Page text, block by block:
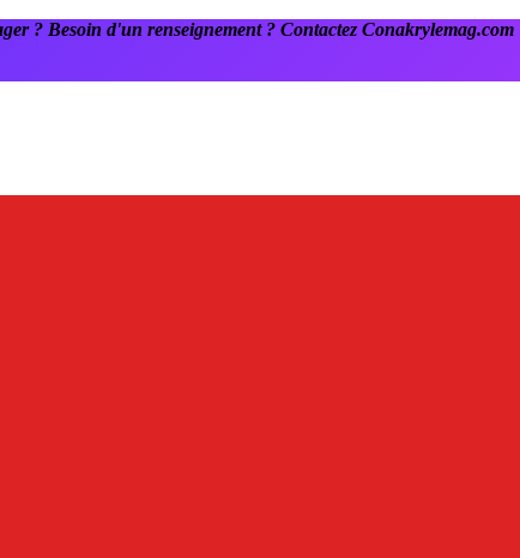
? Besoin d'un renseignement ? Contactez Conakrylemag.com